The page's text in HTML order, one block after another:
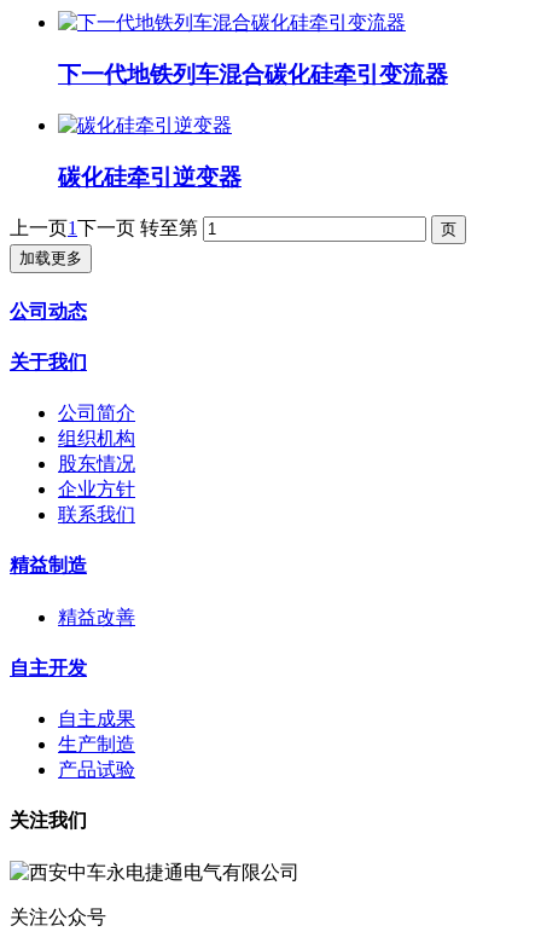
下一代地铁列车混合碳化硅牵引变流器
碳化硅牵引逆变器
上一页1下一页 转至第
加载更多
公司动态
关于我们
公司简介
组织机构
股东情况
企业方针
联系我们
精益制造
精益改善
自主开发
自主成果
生产制造
产品试验
关注我们
关注公众号